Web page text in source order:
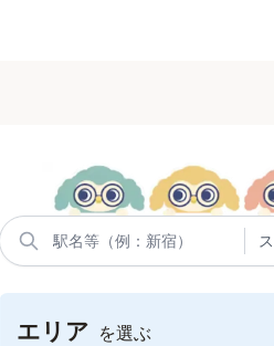
エリア を選ぶ